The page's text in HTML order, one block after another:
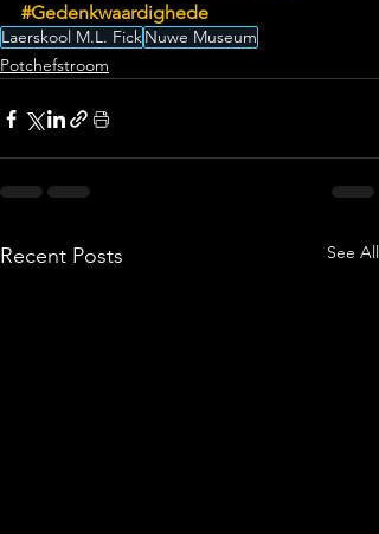
#Gedenkwaardighede
Laerskool M.L. FickNuwe Museum
Potchefstroom
Recent Posts See All